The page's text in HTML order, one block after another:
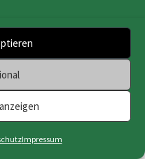
Impressum
|Cookie-Richtlinie
| HMF-IT